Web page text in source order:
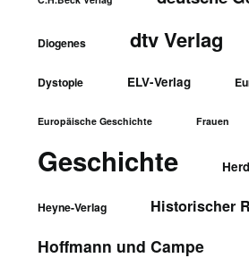
Diogenes dtv Verlag
Dystopie ELV-Verlag
Europäische Geschichte Frauen
Geschichte
Heyne-Verlag Historischer
Hoffmann und Campe